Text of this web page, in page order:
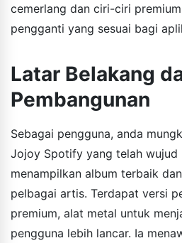
cemerlang dan ciri-ciri
pengganti yang sesuai bagi
Latar Belakang
Pembangunan
Sebagai pengguna, anda
Jojoy Spotify yang telah wujud
menampilkan album terbaik
pelbagai artis. Terdapat versi
premium, alat metal untuk
pengguna lebih lancar. Ia